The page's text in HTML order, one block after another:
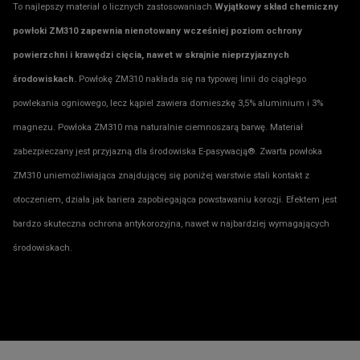
To najlepszy materiał o licznych zastosowaniach.Wyjątkowy skład chemiczny
powłoki ZM310 zapewnia nienotowany wcześniej poziom ochrony
powierzchni i krawędzi cięcia, nawet w skrajnie nieprzyjaznych
środowiskach. Powłokę ZM310 nakłada się na typowej linii do ciągłego
powlekania ogniowego, lecz kąpiel zawiera domieszkę 3,5% aluminium i 3%
magnezu. Powłoka ZM310 ma naturalnie ciemnoszarą barwę. Materiał
zabezpieczany jest przyjazną dla środowiska E-pasywacją®. Zwarta powłoka
ZM310 uniemożliwiająca znajdującej się poniżej warstwie stali kontakt z
otoczeniem, działa jak bariera zapobiegająca powstawaniu korozji. Efektem jest
bardzo skuteczna ochrona antykorozyjna, nawet w najbardziej wymagających
środowiskach.